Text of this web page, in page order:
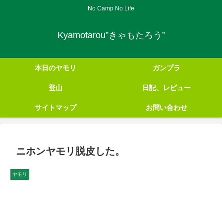
No Camp No Life
Kyamotarou”きゃもたろう”
本日のヤモリ ガンプラ
登山 日記、レビュー
サイトマップ お問い合わせ
ニホンヤモリ脱皮した。
ヤモリ